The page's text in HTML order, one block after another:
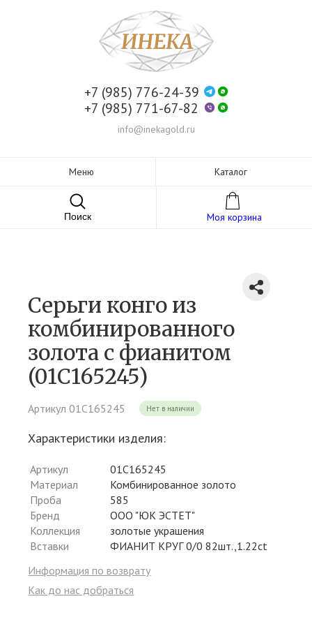
+7 (985) 776-24-39
+7 (985) 771-67-82
info@inekagold.ru
Меню Каталог
Поиск Моя корзина
Серьги конго из
комбинированного
золота c фианитом
(01С165245)
Артикул 01С165245 Нет в наличии
Характеристики изделия:
Артикул
01С165245
Материал
Комбинированное золото
Проба
585
Бренд
ООО "ЮК ЭСТЕТ"
Коллекция
золотые украшения
Вставки
ФИАНИТ КРУГ 0/0 82шт.,1.22ct
Информация по возврату
Как до нас добраться